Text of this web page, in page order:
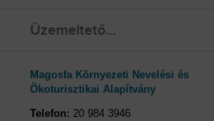
Üzemeltető…
Magosfa Környezeti Nevelési és
Ökoturisztikai Alapítvány
Telefon: 20 984 3946